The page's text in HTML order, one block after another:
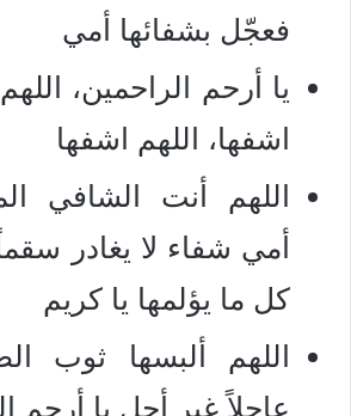
فعجّل بشفائها أمي
يا أرحم الراحمين،
اشفها، اللهم اشفها
اللهم أنت الشافي
أمي شفاء لا يغادر
كل ما يؤلمها يا كريم
اللهم ألبسها ثوب
عاجلاً غير أجلٍ يا أرحم